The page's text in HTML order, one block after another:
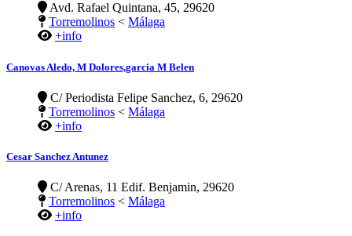
Avd. Rafael Quintana, 45, 29620
Torremolinos < Málaga
+info
Canovas Aledo, M Dolores,garcia M Belen
C/ Periodista Felipe Sanchez, 6, 29620
Torremolinos < Málaga
+info
Cesar Sanchez Antunez
C/ Arenas, 11 Edif. Benjamin, 29620
Torremolinos < Málaga
+info